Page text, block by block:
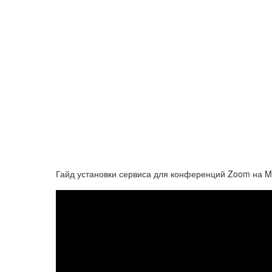
Гайд установки сервиса для конференций Zoom на